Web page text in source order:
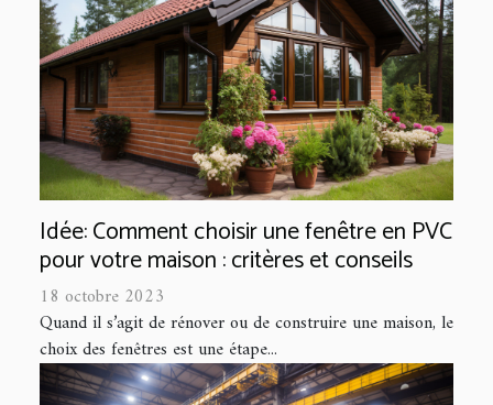
Idée: Comment choisir une fenêtre en PVC
pour votre maison : critères et conseils
18 octobre 2023
Quand il s’agit de rénover ou de construire une maison, le
choix des fenêtres est une étape...